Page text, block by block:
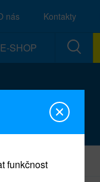
nás Kontakty
E-SHOP
funkčnost